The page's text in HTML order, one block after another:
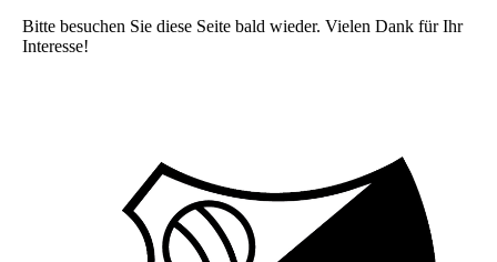
Bitte besuchen Sie diese Seite bald wieder. Vielen Dank für Ihr
Interesse!